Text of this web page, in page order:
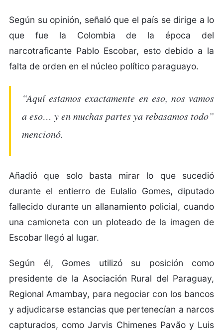
Según su opinión, señaló que el país se dirige a lo
que fue la Colombia de la época del
narcotraficante Pablo Escobar, esto debido a la
falta de orden en el núcleo político paraguayo.
“Aquí estamos exactamente en eso, nos vamos
a eso… y en muchas partes ya rebasamos todo”
mencionó.
Añadió que solo basta mirar lo que sucedió
durante el entierro de Eulalio Gomes, diputado
fallecido durante un allanamiento policial, cuando
una camioneta con un ploteado de la imagen de
Escobar llegó al lugar.
Según él, Gomes utilizó su posición como
presidente de la Asociación Rural del Paraguay,
Regional Amambay, para negociar con los bancos
y adjudicarse estancias que pertenecían a narcos
capturados, como Jarvis Chimenes Pavão y Luis